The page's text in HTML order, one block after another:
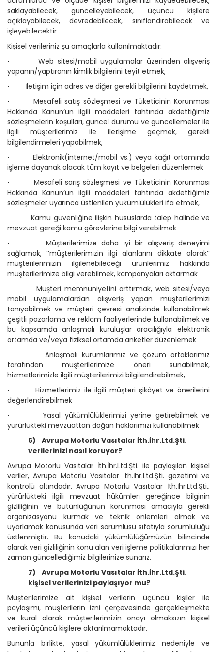
saklayabilecek, güncelleyebilecek, üçüncü kişilere
açıklayabilecek, devredebilecek, sınıflandırabilecek ve
işleyebilecektir.
Kişisel verileriniz şu amaçlarla kullanılmaktadır:
·
Web sitesi/mobil uygulamalar üzerinden alışveriş
yapanın/yaptıranın kimlik bilgilerini teyit etmek,
· İletişim için adres ve diğer gerekli bilgilerini kaydetmek,
·
Mesafeli satış sözleşmesi ve Tüketicinin Korunması
Hakkında Kanun’un ilgili maddeleri tahtında akdettiğimiz
sözleşmelerin koşulları, güncel durumu ve güncellemeler ile
ilgili müşterilerimiz ile iletişime geçmek, gerekli
bilgilendirmeleri yapabilmek,
·
Elektronik(internet/mobil vs.) veya kağıt ortamında
işleme dayanak olacak tüm kayıt ve belgeleri düzenlemek
·
Mesafeli sarış sözleşmesi ve Tüketicinin Korunması
Hakkında Kanun’un ilgili maddeleri tahtında akdettiğimiz
sözleşmeler uyarınca üstlenilen yükümlülükleri ifa etmek,
·
Kamu güvenliğine ilişkin hususlarda talep halinde ve
mevzuat gereği kamu görevlerine bilgi verebilmek
·
Müşterilerimize daha iyi bir alışveriş deneyimi
sağlamak, ’’müşterilerimizin ilgi alanlarını dikkate alarak’’
müşterilerimizin ilgilenebileceği ürünlerimiz hakkında
müşterilerimize bilgi verebilmek, kampanyaları aktarmak
·
Müşteri memnuniyetini arttırmak, web sitesi/veya
mobil uygulamalardan alışveriş yapan müşterilerimizi
tanıyabilmek ve müşteri çevresi analizinde kullanabilmek
çeşitli pazarlama ve reklam faaliyerlerinde kullanabilmek ve
bu kapsamda anlaşmalı kuruluşlar aracılığıyla elektronik
ortamda ve/veya fiziksel ortamda anketler düzenlemek
·
Anlaşmalı kurumlarımız ve çözüm ortaklarımız
tarafından müşterilerimize öneri sunabilmek,
hizmetlerimizle ilgili müşterilerimizi bilgilendirebilmek,
·
Hizmetlerimiz ile ilgili müşteri şikâyet ve önerilerini
değerlendirebilmek
·
Yasal yükümlülüklerimizi yerine getirebilmek ve
yürürlükteki mevzuattan doğan haklarımızı kullanabilmek
6)
Avrupa Motorlu Vasıtalar İth.İhr.Ltd.Şti.
verilerinizi nasıl koruyor?
Avrupa Motorlu Vasıtalar İth.İhr.Ltd.Şti. ile paylaşılan kişisel
veriler, Avrupa Motorlu Vasıtalar İth.İhr.Ltd.Şti. gözetimi ve
kontrolü altındadır. Avrupa Motorlu Vasıtalar İth.İhr.Ltd.Şti.,
yürürlükteki ilgili mevzuat hükümleri gereğince bilginin
gizliliğinin ve bütünlüğünün korunması amacıyla gerekli
organizasyonu kurmak ve teknik önlemleri almak ve
uyarlamak konusunda veri sorumlusu sıfatıyla sorumluluğu
üstlenmiştir. Bu konudaki yükümlülüğümüzün bilincinde
olarak veri gizliliğinin konu alan veri işleme politikalarımızı her
zaman güncellediğimiz bilgilerinize sunarız.
7)
Avrupa Motorlu Vasıtalar İth.İhr.Ltd.Şti.
kişisel verilerinizi paylaşıyor mu?
Müşterilerimize ait kişisel verilerin üçüncü kişiler ile
paylaşımı, müşterilerin izni çerçevesinde gerçekleşmekte
ve kural olarak müşterilerimizin onayı olmaksızın kişisel
verileri üçüncü kişilere aktarılmamaktadır.
Bununla birlikte, yasal yükümlülüklerimiz nedeniyle ve